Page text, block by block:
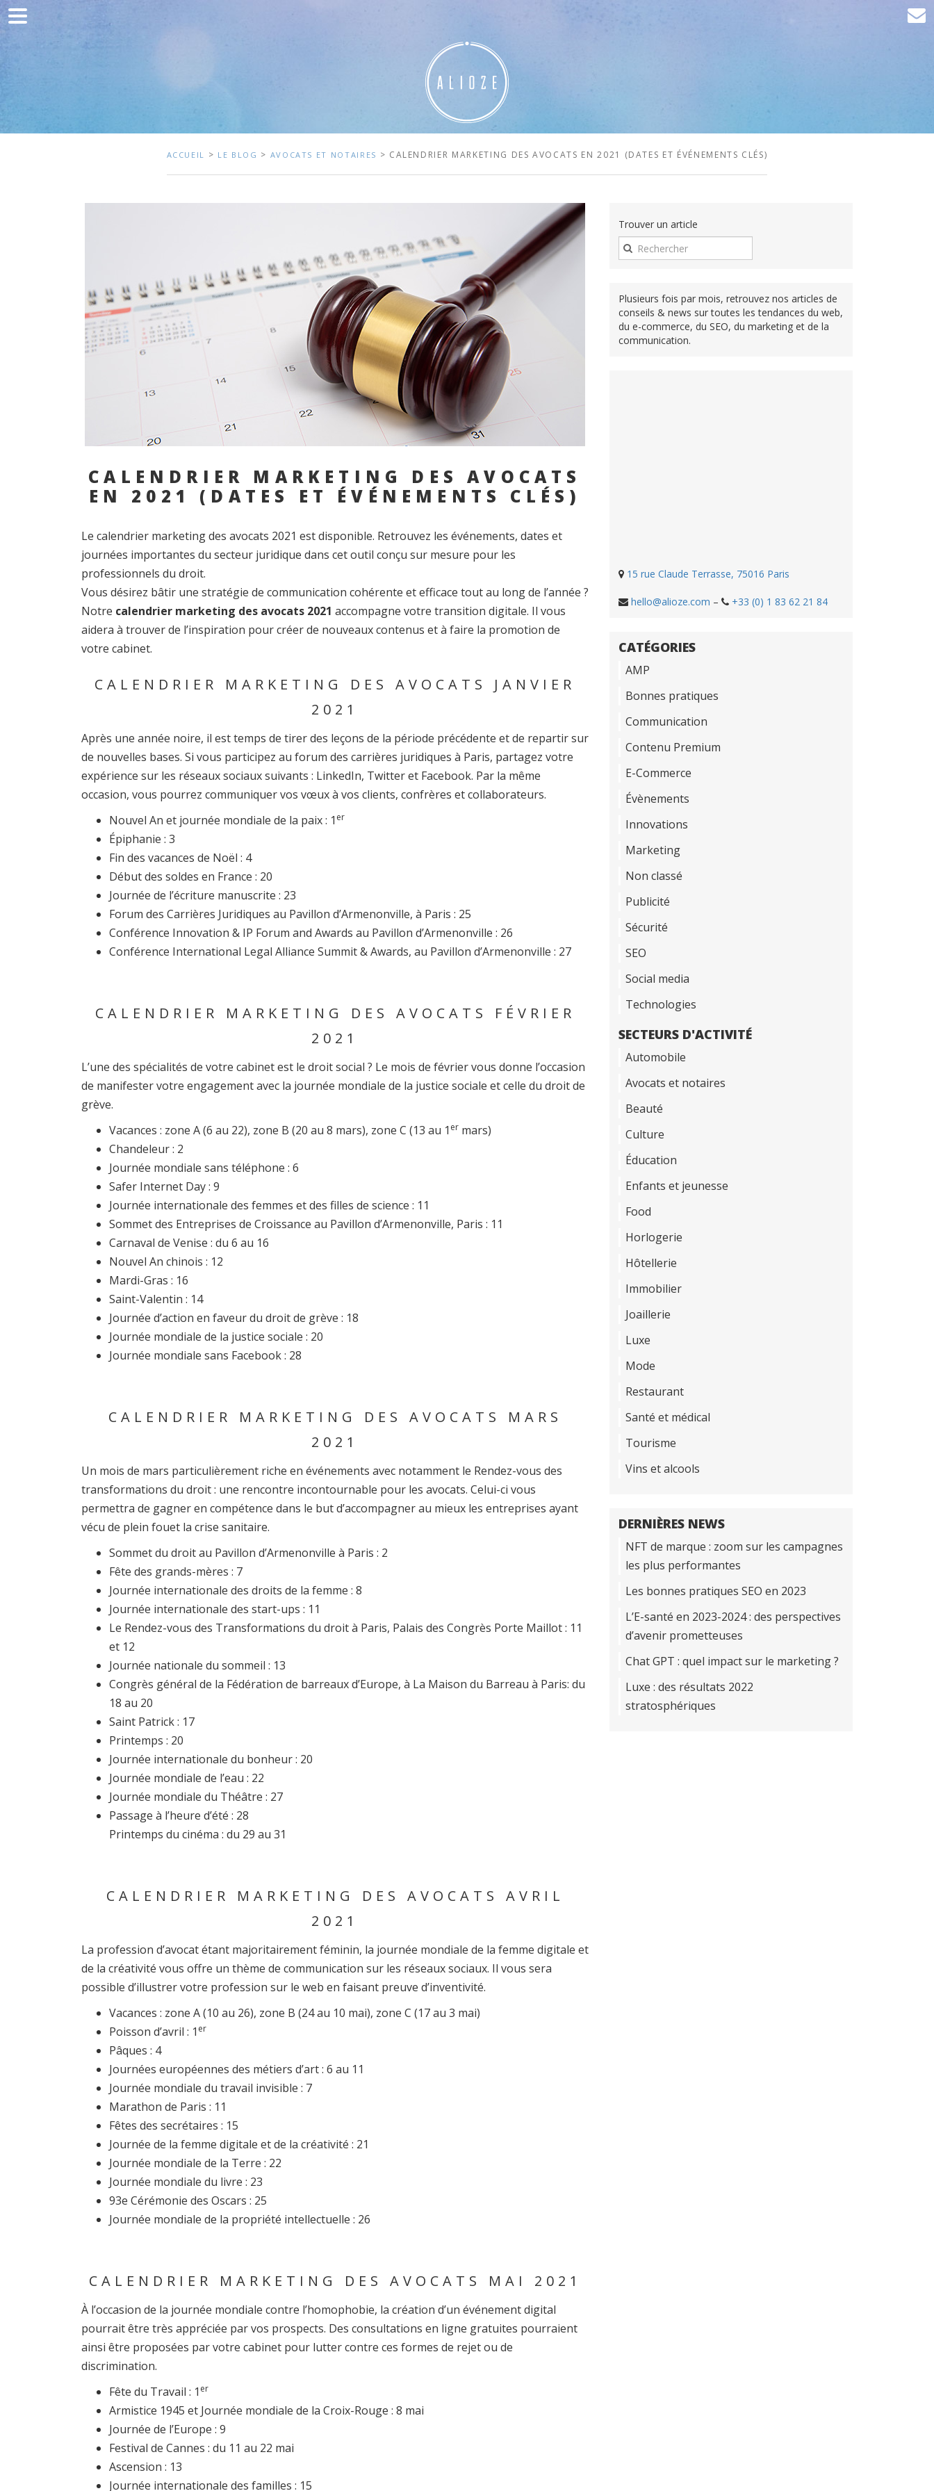
Accueil
ACCUEIL > LE BLOG > AVOCATS ET NOTAIRES > CALENDRIER MARKETING DES AVOCATS EN 2021 (DATES ET ÉVÉNEMENTS CLÉS)
CALENDRIER MARKETING DES AVOCATS
EN 2021 (DATES ET ÉVÉNEMENTS CLÉS)
Le calendrier marketing des avocats 2021 est disponible. Retrouvez les événements, dates et
journées importantes du secteur juridique dans cet outil conçu sur mesure pour les
professionnels du droit.
Vous désirez bâtir une stratégie de communication cohérente et efficace tout au long de l’année ?
Notre calendrier marketing des avocats 2021 accompagne votre transition digitale. Il vous
aidera à trouver de l’inspiration pour créer de nouveaux contenus et à faire la promotion de
votre cabinet.
CALENDRIER MARKETING DES AVOCATS JANVIER
2021
Après une année noire, il est temps de tirer des leçons de la période précédente et de repartir sur
de nouvelles bases. Si vous participez au forum des carrières juridiques à Paris, partagez votre
expérience sur les réseaux sociaux suivants : LinkedIn, Twitter et Facebook. Par la même
occasion, vous pourrez communiquer vos vœux à vos clients, confrères et collaborateurs.
Nouvel An et journée mondiale de la paix : 1 er
Épiphanie : 3
Fin des vacances de Noël : 4
Début des soldes en France : 20
Journée de l’écriture manuscrite : 23
Forum des Carrières Juridiques au Pavillon d’Armenonville, à Paris : 25
Conférence Innovation & IP Forum and Awards au Pavillon d’Armenonville : 26
Conférence International Legal Alliance Summit & Awards, au Pavillon d’Armenonville : 27
CALENDRIER MARKETING DES AVOCATS FÉVRIER
2021
L’une des spécialités de votre cabinet est le droit social ? Le mois de février vous donne l’occasion
de manifester votre engagement avec la journée mondiale de la justice sociale et celle du droit de
grève.
Vacances : zone A (6 au 22), zone B (20 au 8 mars), zone C (13 au 1 er mars)
Chandeleur : 2
Journée mondiale sans téléphone : 6
Safer Internet Day : 9
Journée internationale des femmes et des filles de science : 11
Sommet des Entreprises de Croissance au Pavillon d’Armenonville, Paris : 11
Carnaval de Venise : du 6 au 16
Nouvel An chinois : 12
Mardi-Gras : 16
Saint-Valentin : 14
Journée d’action en faveur du droit de grève : 18
Journée mondiale de la justice sociale : 20
Journée mondiale sans Facebook : 28
CALENDRIER MARKETING DES AVOCATS MARS
2021
Un mois de mars particulièrement riche en événements avec notamment le Rendez-vous des
transformations du droit : une rencontre incontournable pour les avocats. Celui-ci vous
permettra de gagner en compétence dans le but d’accompagner au mieux les entreprises ayant
vécu de plein fouet la crise sanitaire.
Sommet du droit au Pavillon d’Armenonville à Paris : 2
Fête des grands-mères : 7
Journée internationale des droits de la femme : 8
Journée internationale des start-ups : 11
Le Rendez-vous des Transformations du droit à Paris, Palais des Congrès Porte Maillot : 11
et 12
Journée nationale du sommeil : 13
Congrès général de la Fédération de barreaux d’Europe, à La Maison du Barreau à Paris: du
18 au 20
Saint Patrick : 17
Printemps : 20
Journée internationale du bonheur : 20
Journée mondiale de l’eau : 22
Journée mondiale du Théâtre : 27
Passage à l’heure d’été : 28
Printemps du cinéma : du 29 au 31
CALENDRIER MARKETING DES AVOCATS AVRIL
2021
La profession d’avocat étant majoritairement féminin, la journée mondiale de la femme digitale et
de la créativité vous offre un thème de communication sur les réseaux sociaux. Il vous sera
possible d’illustrer votre profession sur le web en faisant preuve d’inventivité.
Vacances : zone A (10 au 26), zone B (24 au 10 mai), zone C (17 au 3 mai)
Poisson d’avril : 1 er
Pâques : 4
Journées européennes des métiers d’art : 6 au 11
Journée mondiale du travail invisible : 7
Marathon de Paris : 11
Fêtes des secrétaires : 15
Journée de la femme digitale et de la créativité : 21
Journée mondiale de la Terre : 22
Journée mondiale du livre : 23
93e Cérémonie des Oscars : 25
Journée mondiale de la propriété intellectuelle : 26
CALENDRIER MARKETING DES AVOCATS MAI 2021
À l’occasion de la journée mondiale contre l’homophobie, la création d’un événement digital
pourrait être très appréciée par vos prospects. Des consultations en ligne gratuites pourraient
ainsi être proposées par votre cabinet pour lutter contre ces formes de rejet ou de
discrimination.
Fête du Travail : 1 er
Armistice 1945 et Journée mondiale de la Croix-Rouge : 8 mai
Journée de l’Europe : 9
Festival de Cannes : du 11 au 22 mai
Ascension : 13
Journée internationale des familles : 15
Trouver un article
Plusieurs fois par mois, retrouvez nos articles de
conseils & news sur toutes les tendances du web,
du e-commerce, du SEO, du marketing et de la
communication.
15 rue Claude Terrasse, 75016 Paris
hello@alioze.com – +33 (0) 1 83 62 21 84
CATÉGORIES
AMP
Bonnes pratiques
Communication
Contenu Premium
E-Commerce
Évènements
Innovations
Marketing
Non classé
Publicité
Sécurité
SEO
Social media
Technologies
SECTEURS D'ACTIVITÉ
Automobile
Avocats et notaires
Beauté
Culture
Éducation
Enfants et jeunesse
Food
Horlogerie
Hôtellerie
Immobilier
Joaillerie
Luxe
Mode
Restaurant
Santé et médical
Tourisme
Vins et alcools
DERNIÈRES NEWS
NFT de marque : zoom sur les campagnes
les plus performantes
Les bonnes pratiques SEO en 2023
L’E-santé en 2023-2024 : des perspectives
d’avenir prometteuses
Chat GPT : quel impact sur le marketing ?
Luxe : des résultats 2022
stratosphériques